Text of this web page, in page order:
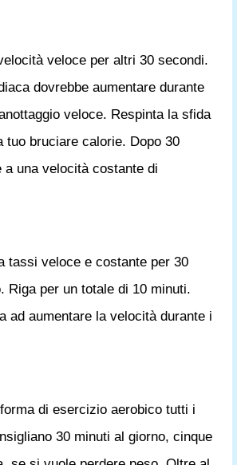
veloce per altri 30 secondi.
dovrebbe aumentare durante
veloce. Respinta la sfida
tuo bruciare calorie. Dopo 30
a una velocità costante di
tassi veloce e costante per 30
Riga per un totale di 10 minuti.
ad aumentare la velocità durante i
di esercizio aerobico tutti i
30 minuti al giorno, cinque